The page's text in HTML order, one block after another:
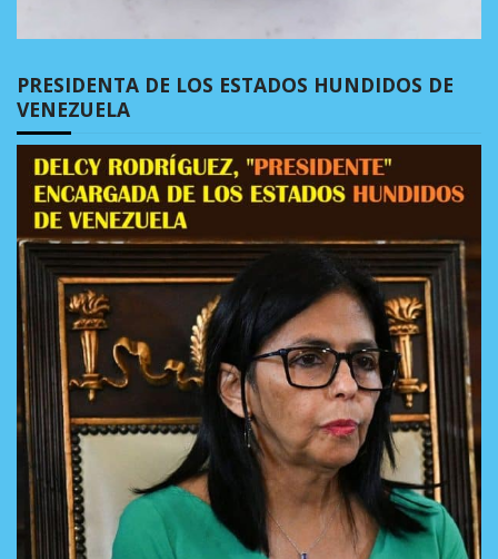
PRESIDENTA DE LOS ESTADOS HUNDIDOS DE
VENEZUELA